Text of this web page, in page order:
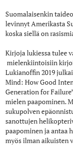
Suomalaisenkin
levinnyt Amerikasta
koska siellä on
Kirjoja lukiessa tulee
mielenkiintoisiin
Lukianoffin 2019
Mind: How Good
Generation for
mielen paapominen.
sukupolven
sanottujen
paapominen ja antaa
myös ilman aikuisten